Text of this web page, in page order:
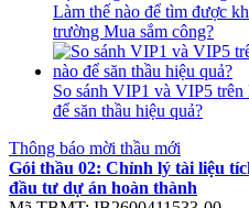
Làm thế nào để tìm được
trường Mua sắm công?
So sánh VIP1 và VIP5
để săn thầu hiệu quả?
Thông báo mời thầu mới
Gói thầu 02: Chỉnh lý tài liệu
đầu tư dự án hoàn thành